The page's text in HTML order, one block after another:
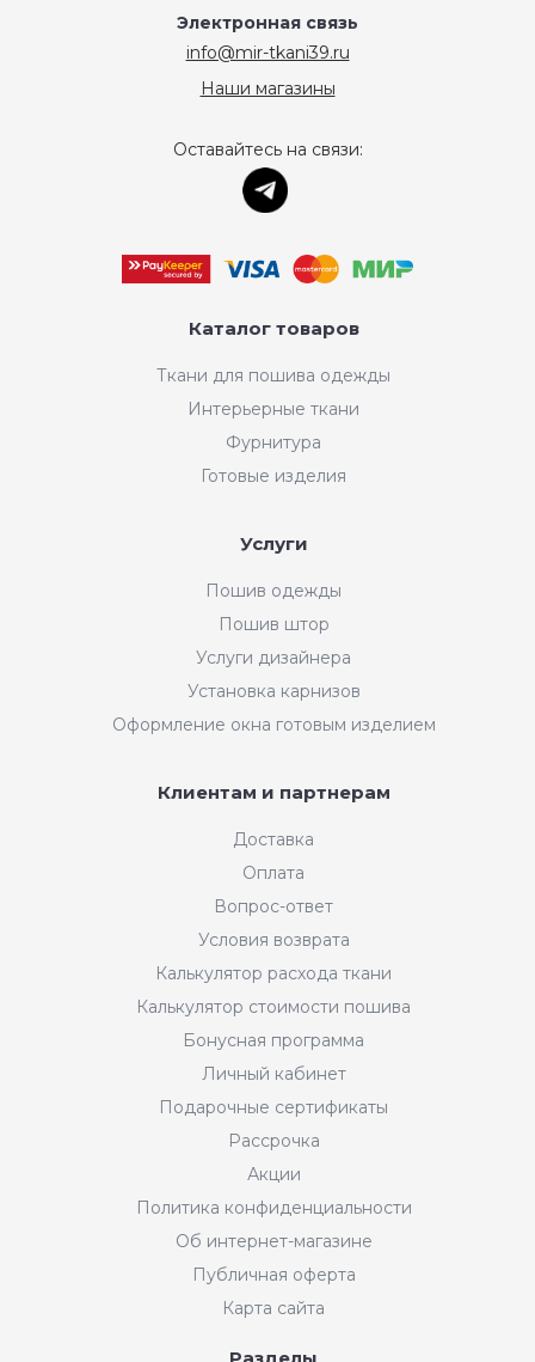
Электронная связь
info@mir-tkani39.ru
Наши магазины
Оставайтесь на связи:
Каталог товаров
Ткани для пошива одежды
Интерьерные ткани
Фурнитура
Готовые изделия
Услуги
Пошив одежды
Пошив штор
Услуги дизайнера
Установка карнизов
Оформление окна готовым изделием
Клиентам и партнерам
Доставка
Оплата
Вопрос-ответ
Условия возврата
Калькулятор расхода ткани
Калькулятор стоимости пошива
Бонусная программа
Личный кабинет
Подарочные сертификаты
Рассрочка
Акции
Политика конфиденциальности
Об интернет-магазине
Публичная оферта
Карта сайта